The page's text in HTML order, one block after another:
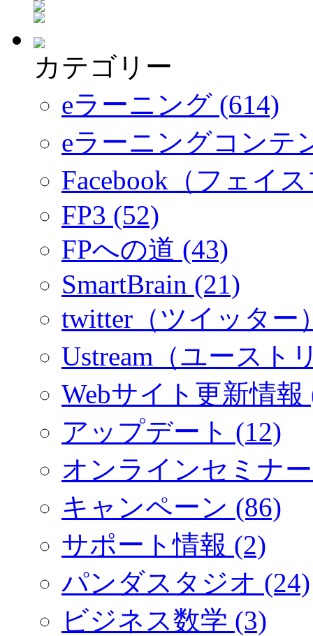
カテゴリー
eラーニング (614)
eラーニングコンテ
Facebook（フェイ
FP3 (52)
FPへの道 (43)
SmartBrain (21)
twitter（ツイッター
Ustream（ユースト
Webサイト更新情報
アップデート (12)
オンラインセミナ
キャンペーン (86)
サポート情報 (2)
パンダスタジオ (24)
ビジネス数学 (3)